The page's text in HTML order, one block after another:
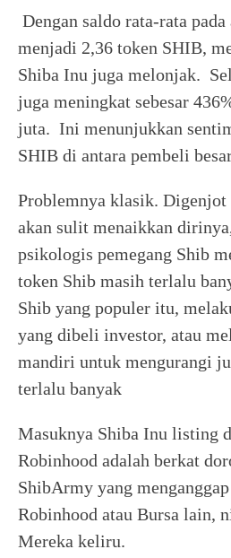
Dengan saldo rata-rata
menjadi 2,36 token SHIB,
Shiba Inu juga melonjak.
juga meningkat sebesar
juta. Ini menunjukkan
SHIB di antara pembeli
Problemnya klasik. Digenjot
akan sulit menaikkan
psikologis pemegang Shib
token Shib masih terlalu
Shib yang populer itu,
yang dibeli investor, atau
mandiri untuk mengurangi
terlalu banyak
Masuknya Shiba Inu listing
Robinhood adalah berkat
ShibArmy yang
Robinhood atau Bursa lain,
Mereka keliru.